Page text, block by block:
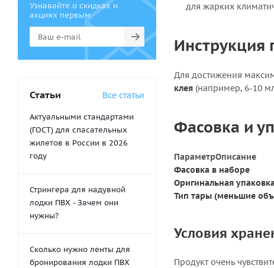
для жарких
Инструкция
Для достижения
клея (например, 6-10
Фасовка и
ПараметрОписание
Фасовка в наборе
Оригинальная
Тип тары (меньшие
Условия
Продукт очень
Узнавайте о скидках и
акциях первым
Статьи Все статьи
Актуальными стандартами
(ГОСТ) для спасательных
жилетов в России в 2026
году
Стрингера для надувной
лодки ПВХ - Зачем они
нужны?
Сколько нужно ленты для
бронирования лодки ПВХ